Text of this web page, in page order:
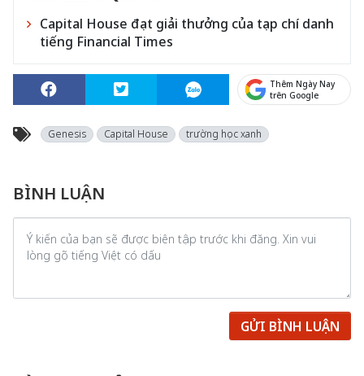
Capital House đạt giải thưởng của tạp chí danh
tiếng Financial Times
Thêm Ngày Nay
trên Google
Genesis Capital House trường học xanh
BÌNH LUẬN
GỬI BÌNH LUẬN